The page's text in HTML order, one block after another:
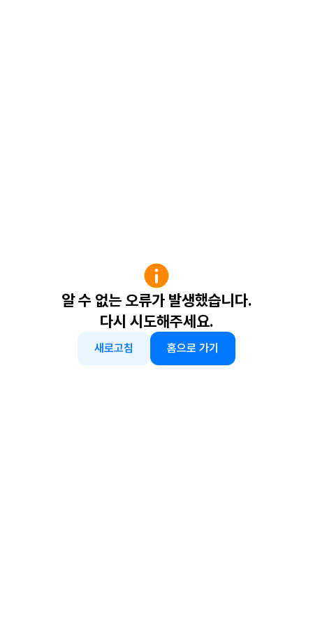
알 수 없는 오류가 발생했습니다.
다시 시도해주세요.
새로고침 홈으로 가기